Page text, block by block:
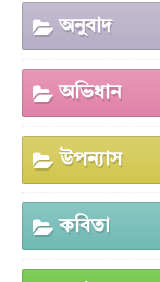
অনুবাদ
অভিধান
উপন্যাস
কবিতা